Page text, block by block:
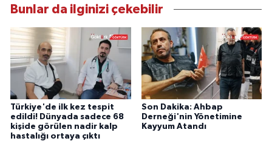
Bunlar da ilginizi çekebilir
Türkiye'de ilk kez tespit
edildi! Dünyada sadece 68
kişide görülen nadir kalp
hastalığı ortaya çıktı
Son Dakika: Ahbap
Derneği'nin Yönetimine
Kayyum Atandı